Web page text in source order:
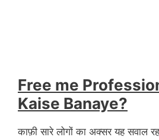
Free me
Kaise Banaye?
काफ़ी सारे लोगों का अक्सर यह सवाल